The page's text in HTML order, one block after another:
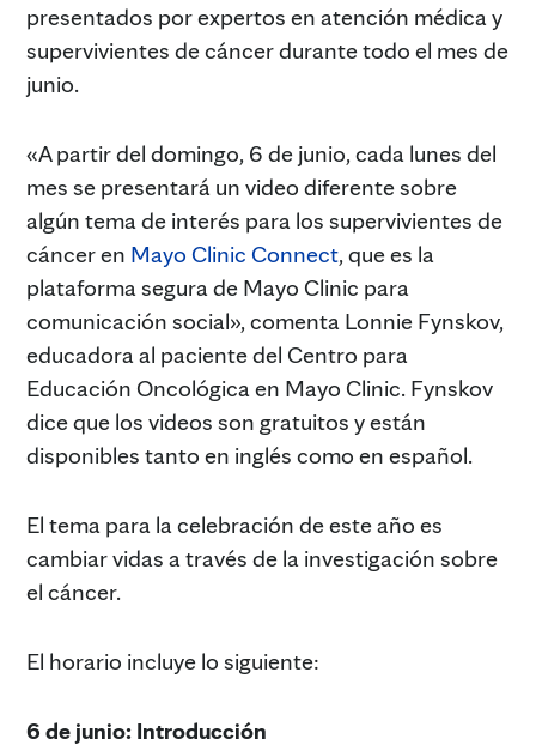
presentados por expertos en atención médica y
supervivientes de cáncer durante todo el mes de
junio.
«A partir del domingo, 6 de junio, cada lunes del
mes se presentará un video diferente sobre
algún tema de interés para los supervivientes de
cáncer en Mayo Clinic Connect, que es la
plataforma segura de Mayo Clinic para
comunicación social», comenta Lonnie Fynskov,
educadora al paciente del Centro para
Educación Oncológica en Mayo Clinic. Fynskov
dice que los videos son gratuitos y están
disponibles tanto en inglés como en español.
El tema para la celebración de este año es
cambiar vidas a través de la investigación sobre
el cáncer.
El horario incluye lo siguiente:
6 de junio: Introducción